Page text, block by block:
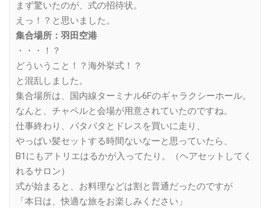
まず驚いたのが、式の招待状。
えっ！？と思いました。
集合場所：羽田空港
・・・！？
どういうこと！？海外挙式！？
と混乱しました。
集合場所は、国内線ターミナル6Fのギャラクシーホール。
なんと、チャペルと会場が用意されていたのですね。
仕事終わり、バタバタとドレスを買いに走り、
やっばい髪セットする時間ないなーと思っていたら、
B1にもアトリエはるかが入ってたり。（ヘアセットしてく
れるサロン）
式が始まると、お料理などは割と普通だったのですが
「本日は、快適な旅をお楽しみください」